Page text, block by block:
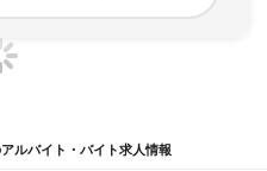
ルバイト・バイト求人情報